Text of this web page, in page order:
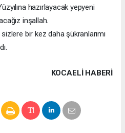
hazırlayacak yepyeni
inşallah.
bir kez daha şükranlarımı
KOCAELI HABERİ